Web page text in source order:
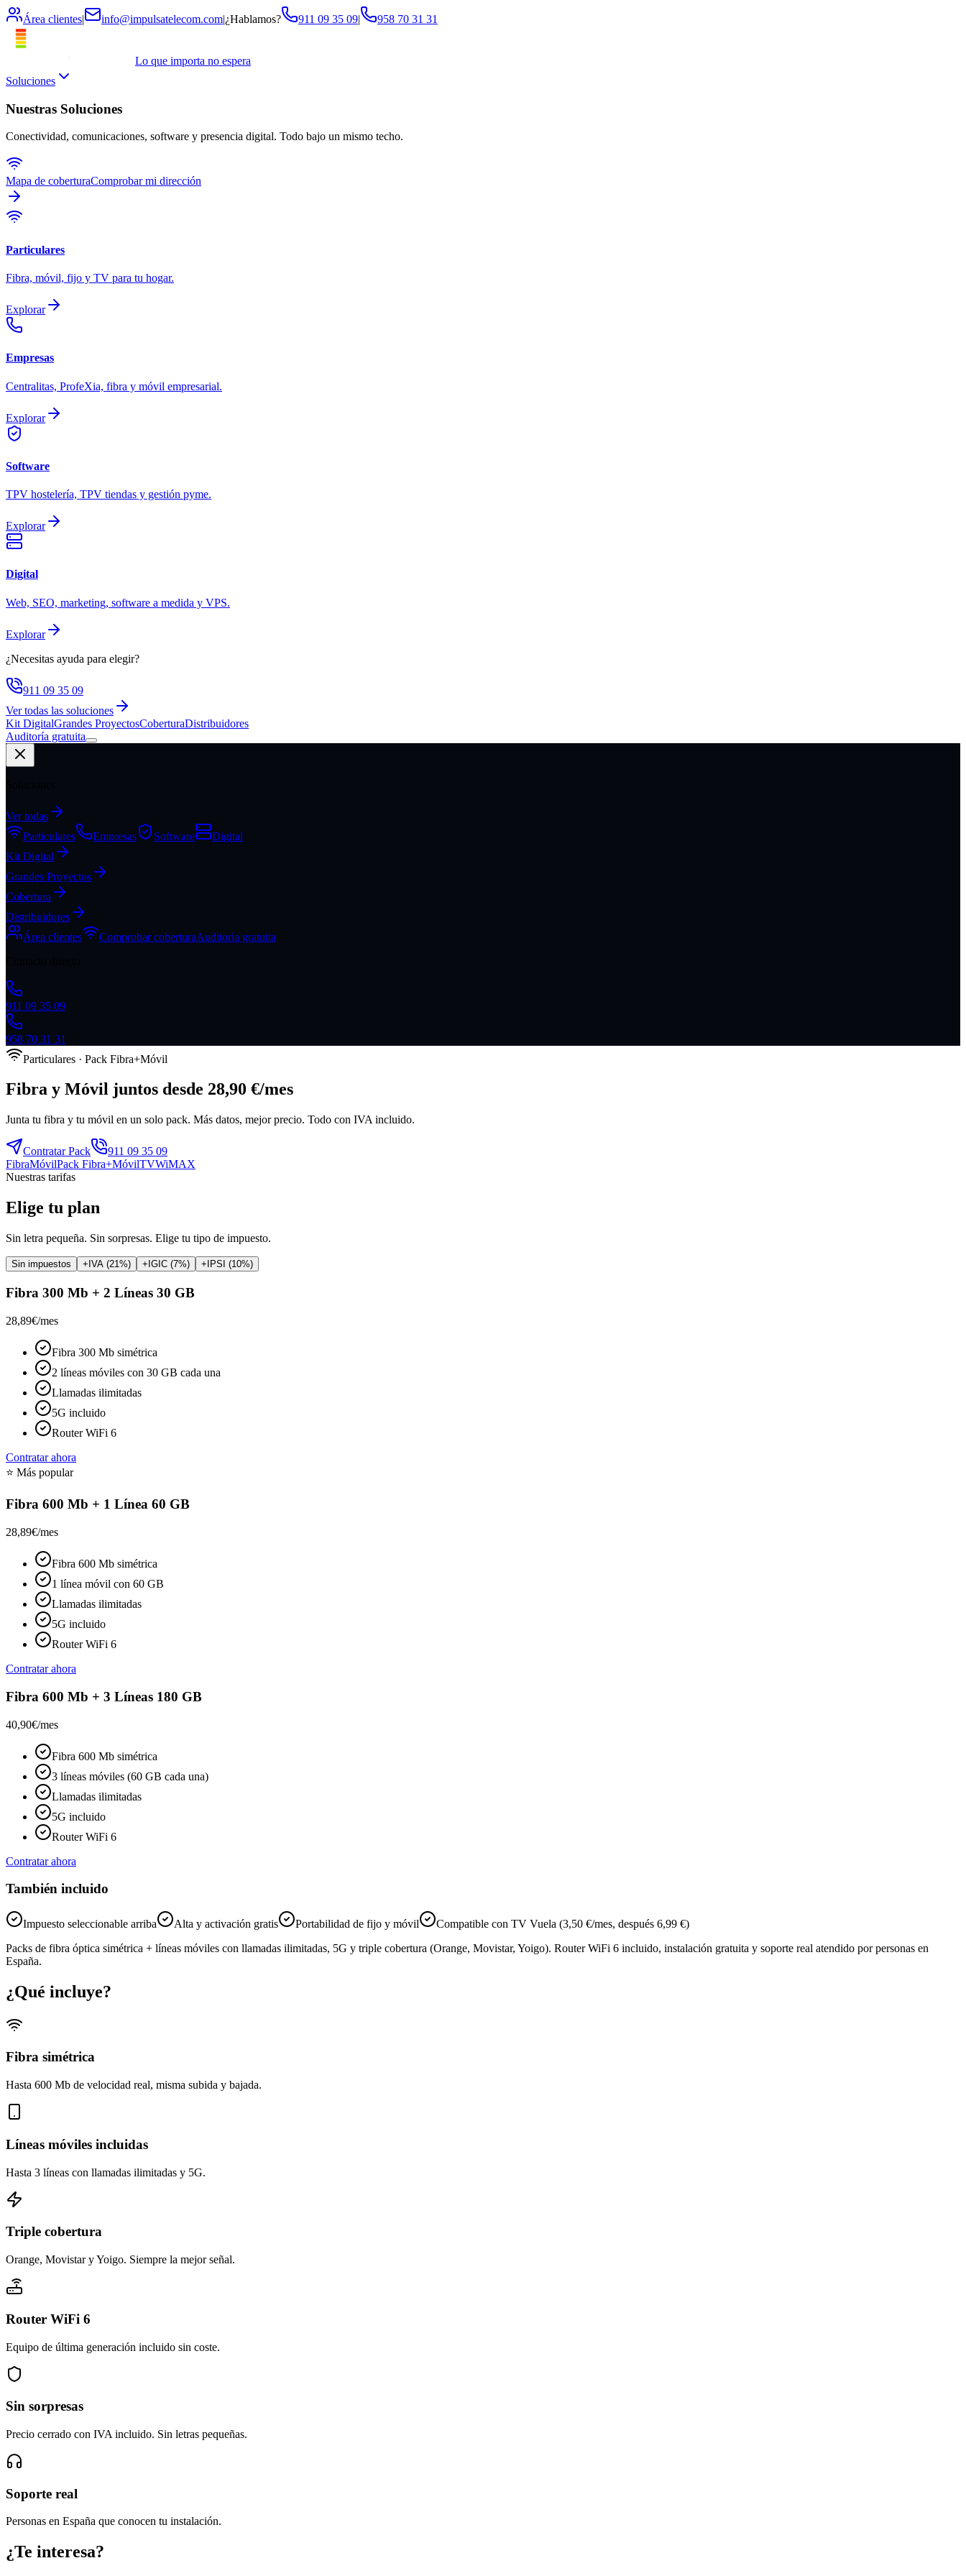
Área clientes| info@impulsatelecom.com|¿Hablamos? 911 09 35 09| 958 70 31 31
Lo que importa no espera
Soluciones
Nuestras Soluciones
Conectividad, comunicaciones, software y presencia digital. Todo bajo un mismo techo.
Mapa de coberturaComprobar mi dirección
Particulares
Fibra, móvil, fijo y TV para tu hogar.
Explorar
Empresas
Centralitas, ProfeXia, fibra y móvil empresarial.
Explorar
Software
TPV hostelería, TPV tiendas y gestión pyme.
Explorar
Digital
Web, SEO, marketing, software a medida y VPS.
Explorar
¿Necesitas ayuda para elegir?
911 09 35 09
Ver todas las soluciones
Kit DigitalGrandes ProyectosCoberturaDistribuidores
Auditoría gratuita
Ver todas
Particulares
Empresas Software
Digital
Kit Digital
Grandes Proyectos
Cobertura
Distribuidores
Área clientes
Comprobar coberturaAuditoría gratuita
911 09 35 09
958 70 31 31
Particulares · Pack Fibra+Móvil
Fibra y Móvil juntos desde 28,90 €/mes
Junta tu fibra y tu móvil en un solo pack. Más datos, mejor precio. Todo con IVA incluido.
Contratar Pack
911 09 35 09
FibraMóvilPack Fibra+MóvilTVWiMAX
Nuestras tarifas
Elige tu plan
Sin letra pequeña. Sin sorpresas. Elige tu tipo de impuesto.
Sin impuestos +IVA (21%) +IGIC (7%) +IPSI (10%)
Fibra 300 Mb + 2 Líneas 30 GB
28,89€/mes
Fibra 300 Mb simétrica
2 líneas móviles con 30 GB cada una
Llamadas ilimitadas
5G incluido
Router WiFi 6
Contratar ahora
⭐ Más popular
Fibra 600 Mb + 1 Línea 60 GB
28,89€/mes
Fibra 600 Mb simétrica
1 línea móvil con 60 GB
Llamadas ilimitadas
5G incluido
Router WiFi 6
Contratar ahora
Fibra 600 Mb + 3 Líneas 180 GB
40,90€/mes
Fibra 600 Mb simétrica
3 líneas móviles (60 GB cada una)
Llamadas ilimitadas
5G incluido
Router WiFi 6
Contratar ahora
También incluido
Impuesto seleccionable arriba Alta y activación gratis Portabilidad de fijo y móvil
Compatible con TV Vuela (3,50 €/mes, después 6,99 €)
Packs de fibra óptica simétrica + líneas móviles con llamadas ilimitadas, 5G y triple cobertura (Orange, Movistar, Yoigo). Router WiFi 6 incluido, instalación gratuita y soporte real atendido por personas en
España.
¿Qué incluye?
Fibra simétrica
Hasta 600 Mb de velocidad real, misma subida y bajada.
Líneas móviles incluidas
Hasta 3 líneas con llamadas ilimitadas y 5G.
Triple cobertura
Orange, Movistar y Yoigo. Siempre la mejor señal.
Router WiFi 6
Equipo de última generación incluido sin coste.
Sin sorpresas
Precio cerrado con IVA incluido. Sin letras pequeñas.
Soporte real
Personas en España que conocen tu instalación.
¿Te interesa?